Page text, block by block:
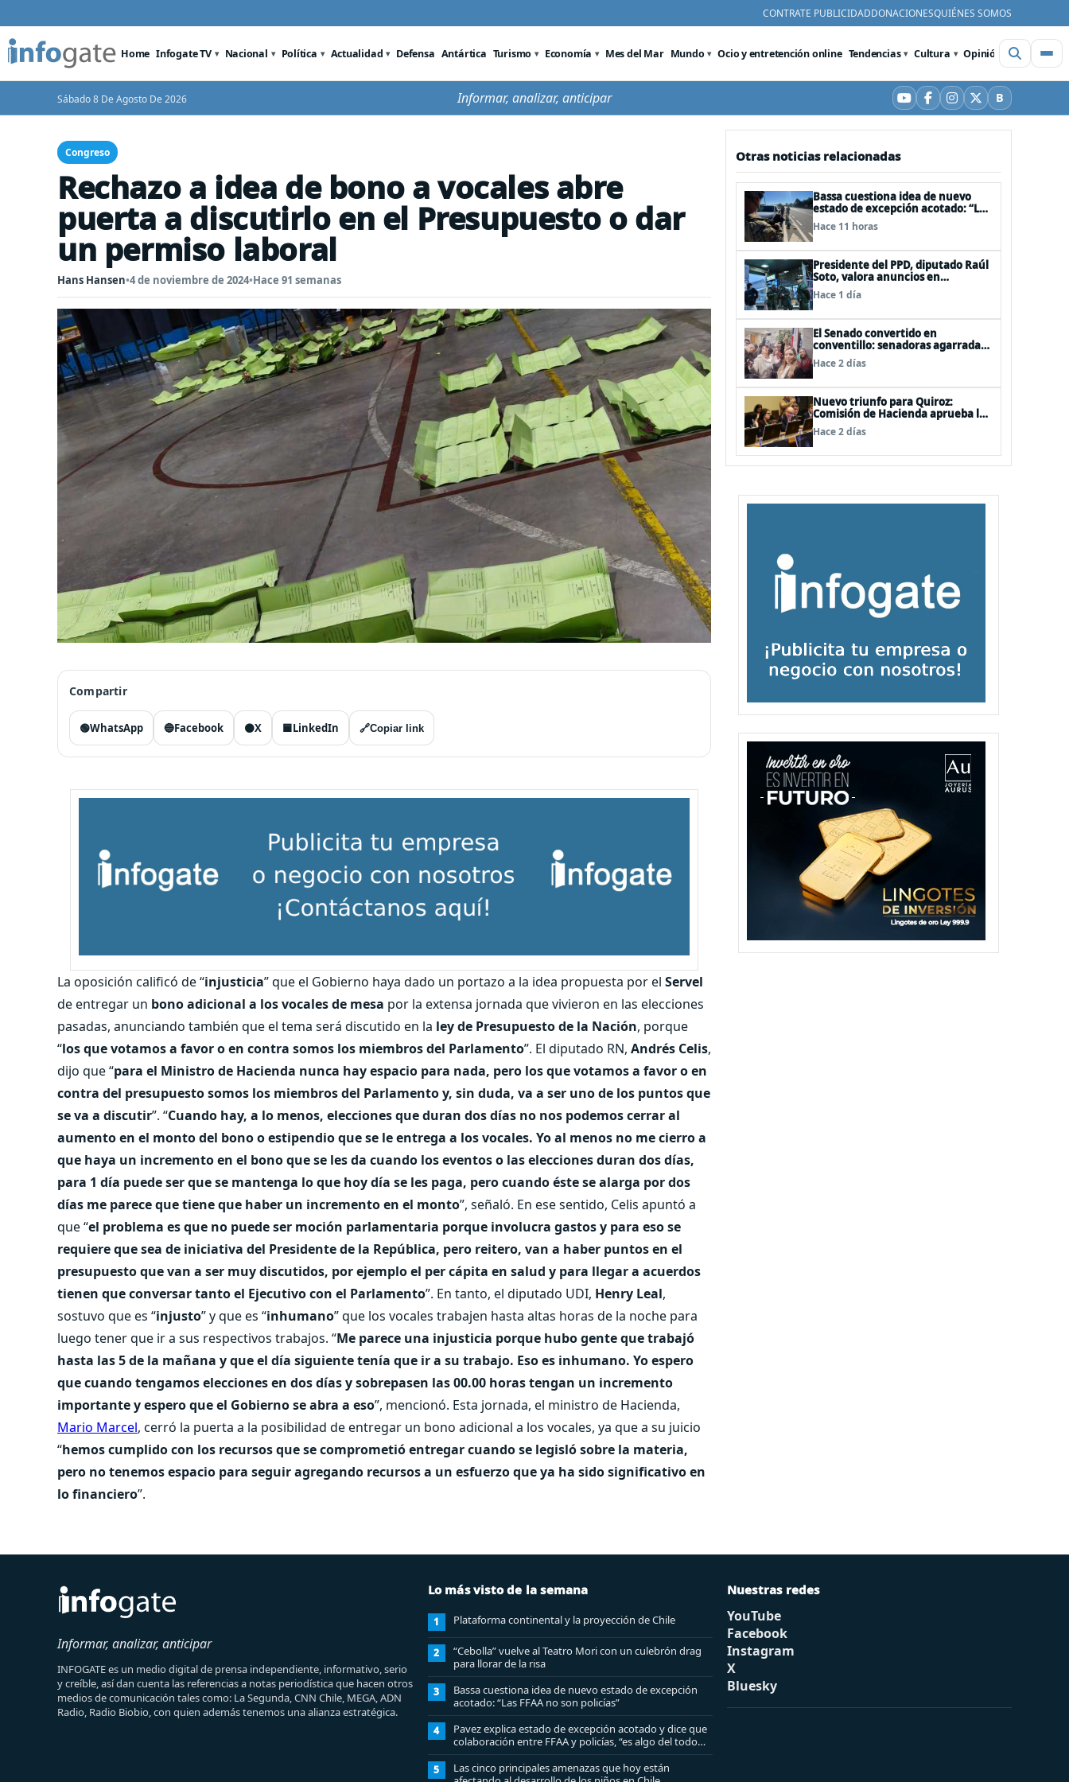
CONTRATE PUBLICIDADDONACIONESQUIÉNES SOMOS
Home Infogate TV Nacional Política Actualidad Defensa Antártica Turismo Economía Mes del Mar Mundo Ocio y entretención online Tendencias Cultura Opinión Videos
Sábado 8 De Agosto De 2026 Informar, analizar, anticipar YouTube
Facebook
Instagram
X BBluesky
Congreso
Rechazo a idea de bono a vocales abre
puerta a discutirlo en el Presupuesto o dar
un permiso laboral
Hans Hansen•4 de noviembre de 2024•Hace 91 semanas
Compartir
🟢WhatsApp 🔵Facebook ⚫X 🟦LinkedIn 🔗Copiar link
La oposición calificó de “injusticia” que el Gobierno haya dado un portazo a la idea propuesta por el Servel
de entregar un bono adicional a los vocales de mesa por la extensa jornada que vivieron en las elecciones
pasadas, anunciando también que el tema será discutido en la ley de Presupuestode la Nación, porque
“los que votamos a favor o en contra somos los miembros del Parlamento”. El diputado RN, Andrés Celis,
dijo que “para el Ministro de Hacienda nunca hay espacio para nada, pero los que votamos a favor o en
contra del presupuesto somos los miembros del Parlamento y, sin duda, va a ser uno de los puntos que
se va a discutir”. “Cuando hay, a lo menos, elecciones que duran dos días no nos podemos cerrar al
aumento en el monto del bono o estipendio que se le entrega a los vocales. Yo al menos no me cierro a
que haya un incremento en el bono que se les da cuando los eventos o las elecciones duran dos días,
para 1 día puede ser que se mantenga lo que hoy día se les paga, pero cuando éste se alarga por dos
días me parece que tiene que haber un incremento en el monto”, señaló. En ese sentido, Celis apuntó a
que “el problema es que no puede ser moción parlamentaria porque involucra gastos y para eso se
requiere que sea de iniciativa del Presidente de la República, pero reitero, van a haber puntos en el
presupuesto que van a ser muy discutidos, por ejemplo el per cápita en salud y para llegar a acuerdos
tienen que conversar tanto el Ejecutivo con el Parlamento”. En tanto, el diputado UDI, Henry Leal,
sostuvo que es “injusto” y que es “inhumano” que los vocales trabajen hasta altas horas de la noche para
luego tener que ir a sus respectivos trabajos. “Me parece una injusticia porque hubo gente que trabajó
hasta las 5 de la mañana y que el día siguiente tenía que ir a su trabajo. Eso es inhumano. Yo espero
que cuando tengamos elecciones en dos días y sobrepasen las 00.00 horas tengan un incremento
importante y espero que el Gobierno se abra a eso”, mencionó. Esta jornada, el ministro de Hacienda,
Mario Marcel, cerró la puerta a la posibilidad de entregar un bono adicional a los vocales, ya que a su juicio
“hemos cumplido con los recursos que se comprometió entregar cuando se legisló sobre la materia,
pero no tenemos espacio para seguir agregando recursos a un esfuerzo que ya ha sido significativo en
lo financiero”.
Otras noticias relacionadas
Bassa cuestiona idea de nuevo
estado de excepción acotado: “Las
FFAA no son policías”
Hace 11 horas
Presidente del PPD, diputado Raúl
Soto, valora anuncios en
seguridad pero advierte ausencia
clave: alzamiento del secreto
Hace 1 día
El Senado convertido en
conventillo: senadoras agarradas
de las mechas
Hace 2 días
Nuevo triunfo para Quiroz:
Comisión de Hacienda aprueba los
vetos a la Megarreforma
Hace 2 días
Informar, analizar, anticipar
INFOGATE es un medio digital de prensa independiente, informativo, serio
y creíble, así dan cuenta las referencias a notas periodística que hacen otros
medios de comunicación tales como: La Segunda, CNN Chile, MEGA, ADN
Radio, Radio Biobio, con quien además tenemos una alianza estratégica.
Lo más visto de la semana
1 Plataforma continental y la proyección de Chile
2
“Cebolla” vuelve al Teatro Mori con un culebrón drag
para llorar de la risa
3
Bassa cuestiona idea de nuevo estado de excepción
acotado: “Las FFAA no son policías”
4
Pavez explica estado de excepción acotado y dice que
colaboración entre FFAA y policías, “es algo del todo
pertinente analizar”
5
Las cinco principales amenazas que hoy están
Nuestras redes
YouTube
Facebook
Instagram
X
Bluesky